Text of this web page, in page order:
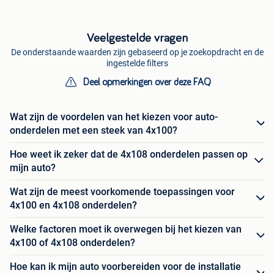
Veelgestelde vragen
De onderstaande waarden zijn gebaseerd op je zoekopdracht en de
ingestelde filters
Deel opmerkingen over deze FAQ
Wat zijn de voordelen van het kiezen voor auto-
onderdelen met een steek van 4x100?
Hoe weet ik zeker dat de 4x108 onderdelen passen op
mijn auto?
Wat zijn de meest voorkomende toepassingen voor
4x100 en 4x108 onderdelen?
Welke factoren moet ik overwegen bij het kiezen van
4x100 of 4x108 onderdelen?
Hoe kan ik mijn auto voorbereiden voor de installatie